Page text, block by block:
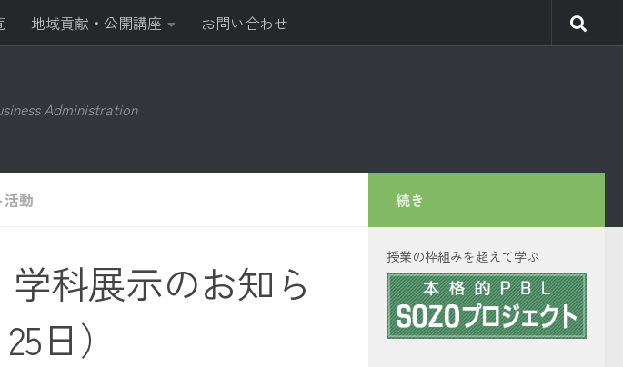
地域貢献・公開講座 お問い合わせ
Administration
活動
科展示のお知ら
日）
続き
授業の枠組みを超えて学ぶ